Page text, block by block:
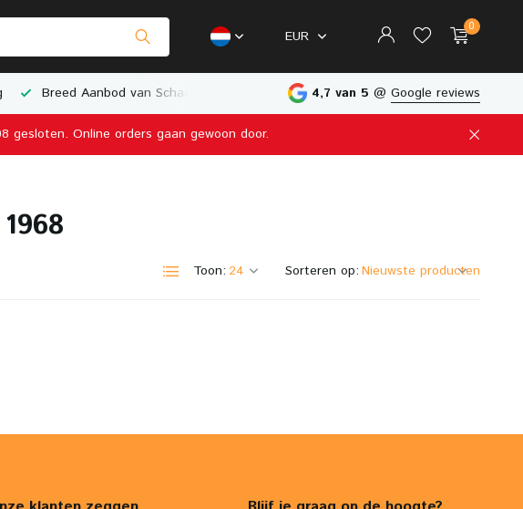
EUR
0
Breed Aanbod van Schaalmodellen Fysieke Winkel in Nederland
4,7 van 5 @ Google reviews
gesloten. Online orders gaan gewoon door.
Toon: Sorteren op: